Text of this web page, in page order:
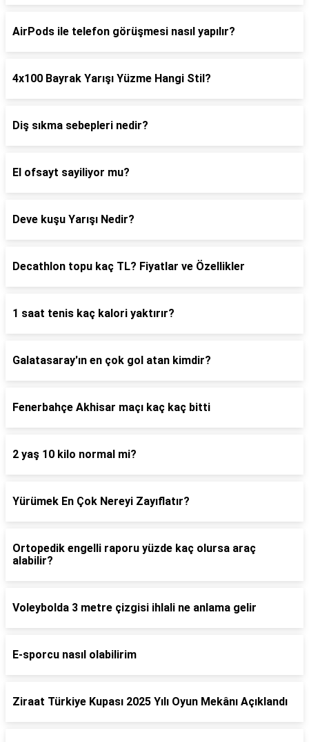
AirPods ile telefon görüşmesi nasıl yapılır?
4x100 Bayrak Yarışı Yüzme Hangi Stil?
Diş sıkma sebepleri nedir?
El ofsayt sayiliyor mu?
Deve kuşu Yarışı Nedir?
Decathlon topu kaç TL? Fiyatlar ve Özellikler
1 saat tenis kaç kalori yaktırır?
Galatasaray'ın en çok gol atan kimdir?
Fenerbahçe Akhisar maçı kaç kaç bitti
2 yaş 10 kilo normal mi?
Yürümek En Çok Nereyi Zayıflatır?
Ortopedik engelli raporu yüzde kaç olursa araç
alabilir?
Voleybolda 3 metre çizgisi ihlali ne anlama gelir
E-sporcu nasıl olabilirim
Ziraat Türkiye Kupası 2025 Yılı Oyun Mekânı Açıklandı